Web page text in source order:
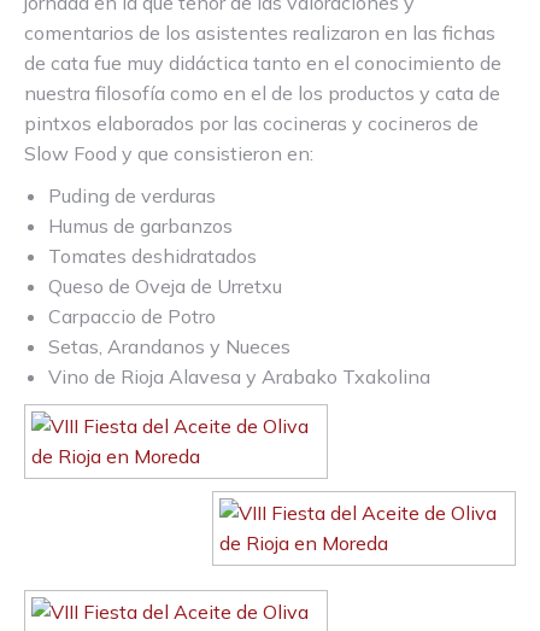
comentarios de los asistentes realizaron en las fichas
de cata fue muy didáctica tanto en el conocimiento de
nuestra filosofía como en el de los productos y cata de
pintxos elaborados por las cocineras y cocineros de
Slow Food y que consistieron en:
Puding de verduras
Humus de garbanzos
Tomates deshidratados
Queso de Oveja de Urretxu
Carpaccio de Potro
Setas, Arandanos y Nueces
Vino de Rioja Alavesa y Arabako Txakolina